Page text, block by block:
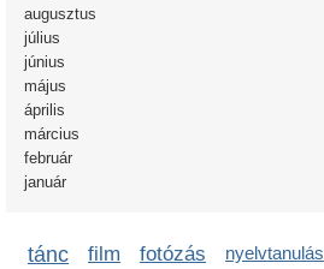
augusztus
július
június
május
április
március
február
január
tánc film fotózás nyelvtanulás